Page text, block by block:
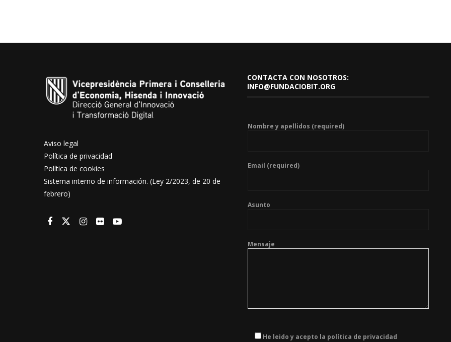
Aviso legal
Política de privacidad
Política de cookies
Sistema interno de información. (Ley 2/2023, de 20 de
febrero)
CONTACTA CON NOSOTROS:
INFO@FUNDACIOBIT.ORG
Nombre y apellidos (required)
Email (required)
Asunto
Mensaje
He leido y acepto la política de privacidad